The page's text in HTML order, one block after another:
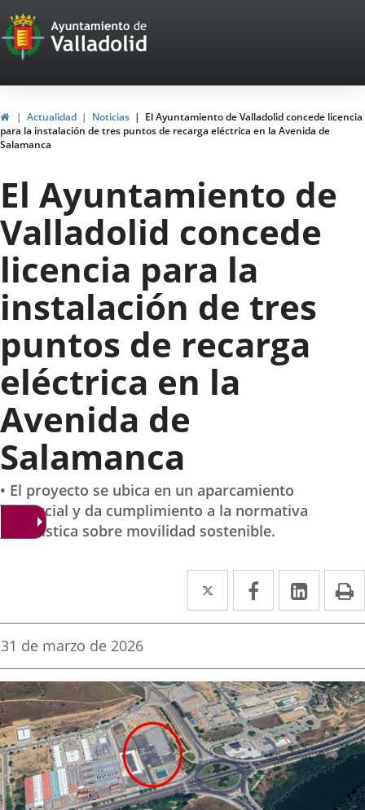
Portal
Web
del
Ayuntamiento
de
Valladolid
InicioActualidad Noticias
El Ayuntamiento de Valladolid concede licencia
para la instalación de tres puntos de recarga eléctrica en la Avenida de
Salamanca
El Ayuntamiento de
Valladolid concede
licencia para la
instalación de tres
puntos de recarga
eléctrica en la
Avenida de
Salamanca
• El proyecto se ubica en un aparcamiento
comercial y da cumplimiento a la normativa
urbanística sobre movilidad sostenible.
Twitter
Enlace
a
aplicación
externa.
Facebook
Enlace
a
aplicación
externa.
Enlace
a
Fecha
la
noticia
31 de marzo de 2026